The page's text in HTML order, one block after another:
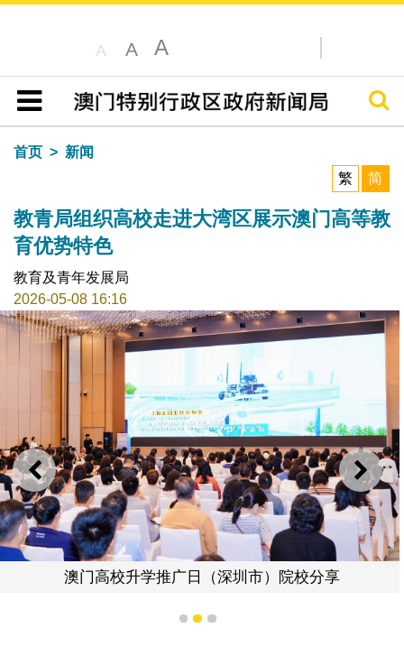
A A A
目录
搜寻
首页
新闻
繁
简
教青局组织高校走进大湾区展示澳门高等教
育优势特色
教育及青年发展局
2026-05-08 16:16
上一则 下一
澳门高校升学推广日（深圳市）院校分享
1 2 3